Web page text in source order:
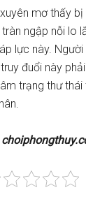
mơ thấy bị
ngập nỗi lo
lực này. Người
đuổi này
trạng thư thái